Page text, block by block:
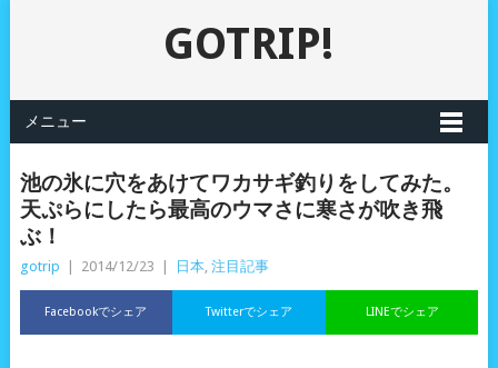
GOTRIP!
メニュー
池の氷に穴をあけてワカサギ釣りをしてみた。
天ぷらにしたら最高のウマさに寒さが吹き飛
ぶ！
gotrip 2014/12/23 日本, 注目記事
Facebookでシェア LINEでシェア
Twitterでシェア